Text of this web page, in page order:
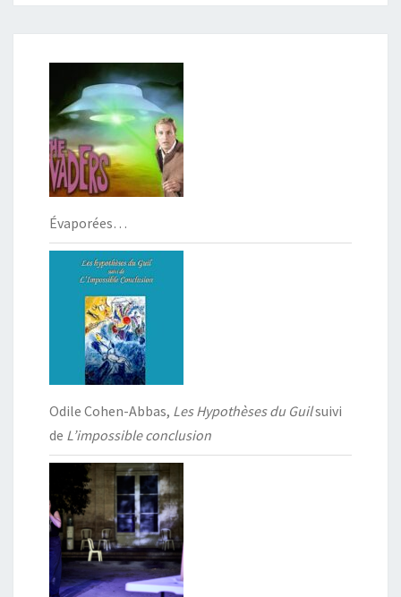
Évaporées…
Odile Cohen-Abbas, Les Hypothèses du Guilsuivi
de L’impossible conclusion